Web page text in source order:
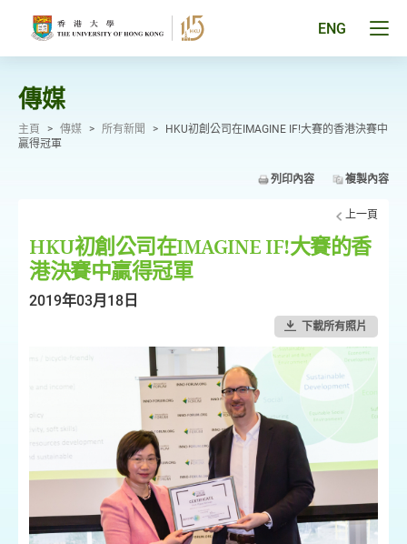
ENG
傳媒
主頁 > 傳媒 > 所有新聞 >
HKU初創公司在IMAGINE IF!大賽的香港決賽中
贏得冠軍
列印內容 複製內容
上一頁
HKU初創公司在IMAGINE IF!大賽的香
港決賽中贏得冠軍
2019年03月18日
下載所有照片